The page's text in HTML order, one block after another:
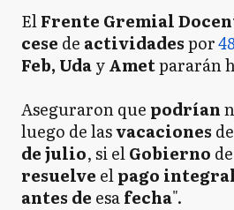
ElFrente Gremial
cese de actividadespor
Feb, UdayAmetpararán
Aseguraron que podrían
luego de lasvacaciones de
de julio, si elGobierno
resuelve elpago
antes de esafecha".